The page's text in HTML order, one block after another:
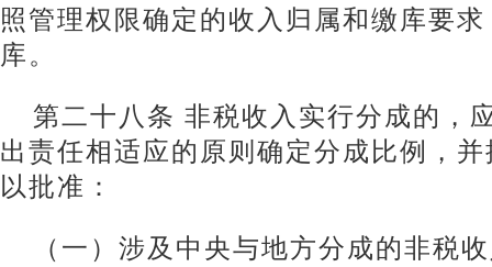
照管理权限确定的收入归属和缴库要
库。
第二十八条 非税收入实行分成的，
出责任相适应的原则确定分成比例，
以批准：
（一）涉及中央与地方分成的非税